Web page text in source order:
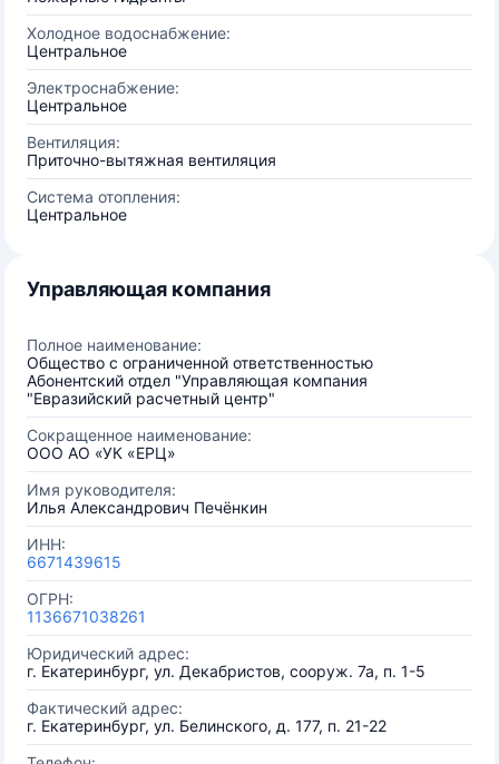
Холодное водоснабжение:
Центральное
Электроснабжение:
Центральное
Вентиляция:
Приточно-вытяжная вентиляция
Система отопления:
Центральное
Управляющая компания
Полное наименование:
Общество с ограниченной ответственностью
Абонентский отдел "Управляющая компания
"Евразийский расчетный центр"
Сокращенное наименование:
ООО АО «УК «ЕРЦ»
Имя руководителя:
Илья Александрович Печёнкин
ИНН:
6671439615
ОГРН:
1136671038261
Юридический адрес:
г. Екатеринбург, ул. Декабристов, сооруж. 7а, п. 1-5
Фактический адрес:
г. Екатеринбург, ул. Белинского, д. 177, п. 21-22